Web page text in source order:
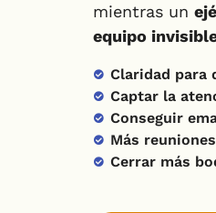
mientras un
equipo
Claridad para
Captar la
Conseguir
Más
Cerrar más